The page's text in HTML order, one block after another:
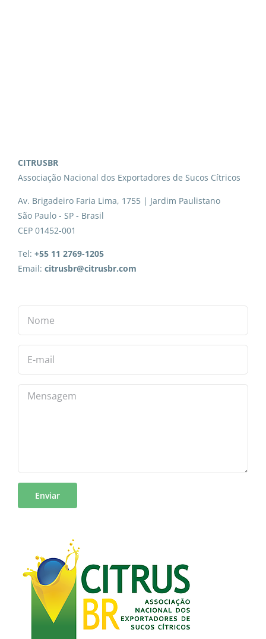
CITRUSBR
Associação Nacional dos Exportadores de Sucos Cítricos
Av. Brigadeiro Faria Lima, 1755 | Jardim Paulistano
São Paulo - SP - Brasil
CEP 01452-001
Tel: +55 11 2769-1205
Email: citrusbr@citrusbr.com